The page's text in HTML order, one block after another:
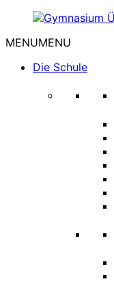
springen
Überlingen
MENUMENU
Die Schule